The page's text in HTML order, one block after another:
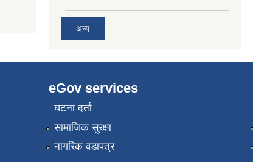
अन्य
eGov services
घटना दर्ता
सामाजिक सुरक्षा
नागरिक वडापत्र